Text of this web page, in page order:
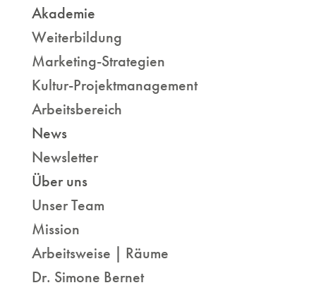
Akademie
Weiterbildung
Marketing-Strategien
Kultur-Projektmanagement
Arbeitsbereich
News
Newsletter
Über uns
Unser Team
Mission
Arbeitsweise | Räume
Dr. Simone Bernet